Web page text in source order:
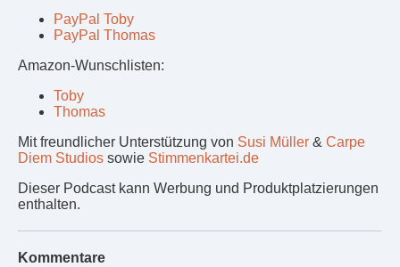
PayPal Toby
PayPal Thomas
Amazon-Wunschlisten:
Toby
Thomas
Mit freundlicher Unterstützung von Susi Müller & Carpe
Diem Studios sowie Stimmenkartei.de
Dieser Podcast kann Werbung und Produktplatzierungen
enthalten.
Kommentare